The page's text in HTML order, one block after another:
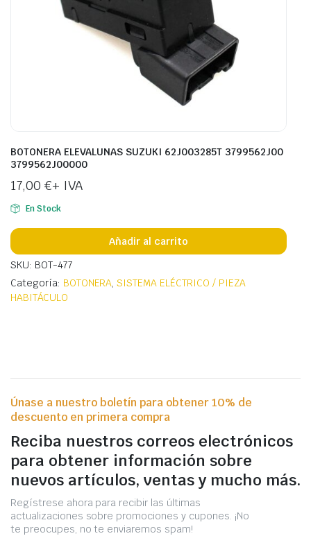
BOTONERA ELEVALUNAS SUZUKI 62J003285T 3799562J00
3799562J00000
17,00 €+ IVA
En Stock
Añadir al carrito
SKU: BOT-477
Categoría: BOTONERA,SISTEMA ELÉCTRICO / PIEZA
HABITÁCULO
Únase a nuestro boletín para obtener 10% de
descuento en primera compra
Reciba nuestros correos electrónicos
para obtener información sobre
nuevos artículos, ventas y mucho más.
Regístrese ahora para recibir las últimas
actualizaciones sobre promociones y cupones. ¡No
te preocupes, no te enviaremos spam!